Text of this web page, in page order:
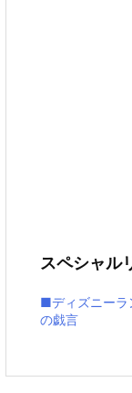
スペシャル
■ディズニーラ
の戯言